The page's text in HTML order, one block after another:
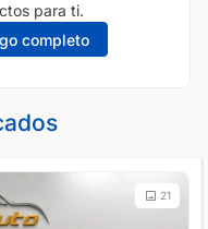
para ti.
completo
21